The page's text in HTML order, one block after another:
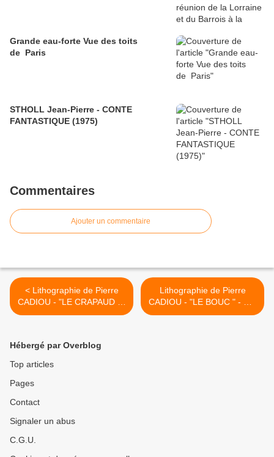
Grande eau-forte Vue des toits
de Paris
STHOLL Jean-Pierre - CONTE
FANTASTIQUE (1975)
Commentaires
Ajouter un commentaire
< Lithographie de Pierre
CADIOU - "LE CRAPAUD " -
Réf 32276
Lithographie de Pierre
CADIOU - "LE BOUC " - Réf
32274 >
Hébergé par Overblog
Top articles
Pages
Contact
Signaler un abus
C.G.U.